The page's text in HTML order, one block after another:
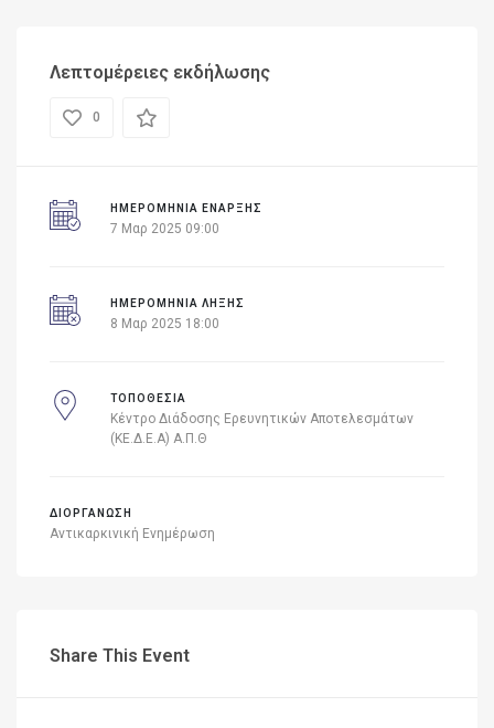
Λεπτομέρειες εκδήλωσης
0
ΗΜΕΡΟΜΗΝΊΑ ΈΝΑΡΞΗΣ
7 Μαρ 2025 09:00
ΗΜΕΡΟΜΗΝΙΑ ΛΗΞΗΣ
8 Μαρ 2025 18:00
ΤΟΠΟΘΕΣΙΑ
Κέντρο Διάδοσης Ερευνητικών Αποτελεσμάτων
(ΚΕ.Δ.Ε.Α) Α.Π.Θ
ΔΙΟΡΓΑΝΩΣΗ
Αντικαρκινική Ενημέρωση
Share This Event